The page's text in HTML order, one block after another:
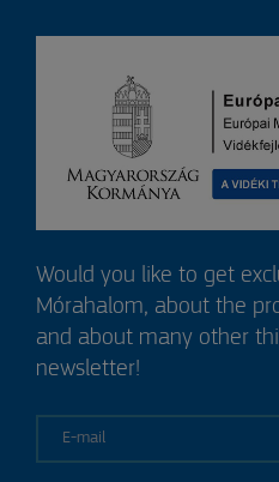
Would you like to get
Mórahalom, about the
and about many other
newsletter!